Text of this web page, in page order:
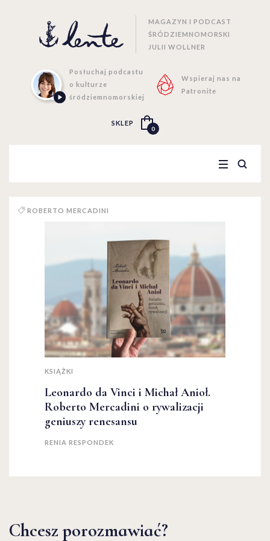
MAGAZYN I PODCAST
ŚRÓDZIEMNOMORSKI
JULII WOLLNER
Posłuchaj podcastu
o kulturze
śródziemnomorskiej
Wspieraj nas na
Patronite
SKLEP
0
ROBERTO MERCADINI
KSIĄŻKI
Leonardo da Vinci i Michał Anioł.
Roberto Mercadini o rywalizacji
geniuszy renesansu
RENIA RESPONDEK
Chcesz porozmawiać?